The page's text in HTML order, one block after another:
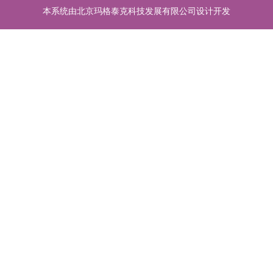
本系统由北京玛格泰克科技发展有限公司设计开发